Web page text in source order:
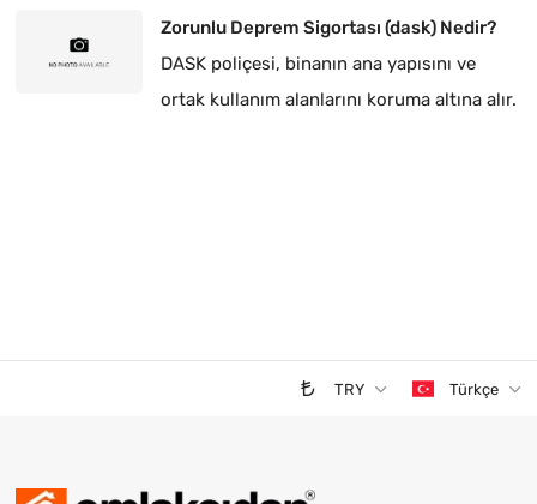
Zorunlu Deprem Sigortası (dask) Nedir?
DASK poliçesi, binanın ana yapısını ve
ortak kullanım alanlarını koruma altına alır.
TRY Türkçe